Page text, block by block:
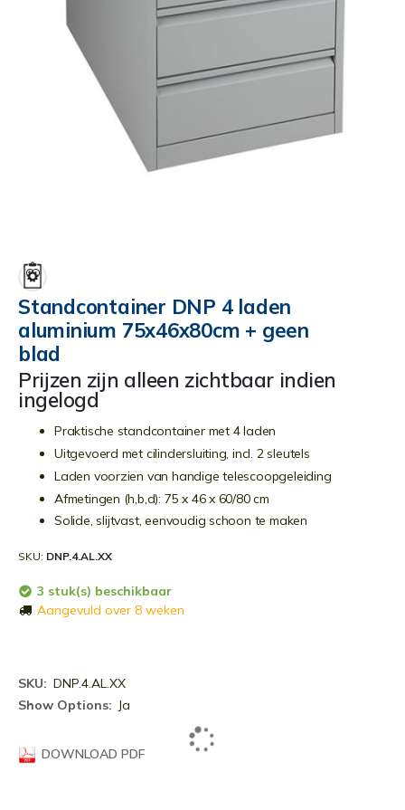
het
begin
van
de
afbeeldingen-
Standcontainer DNP 4 laden
aluminium 75x46x80cm + geen
blad
Prijzen zijn alleen zichtbaar indien
ingelogd
Praktische standcontainer met 4 laden
Uitgevoerd met cilindersluiting, incl. 2 sleutels
Laden voorzien van handige telescoopgeleiding
Afmetingen (h,b,d): 75 x 46 x 60/80 cm
Solide, slijtvast, eenvoudig schoon te maken
SKU DNP.4.AL.XX
3 stuk(s) beschikbaar
Aangevuld over 8 weken
Meer
informatie
DNP.4.AL.XX
Ja
DOWNLOAD PDF